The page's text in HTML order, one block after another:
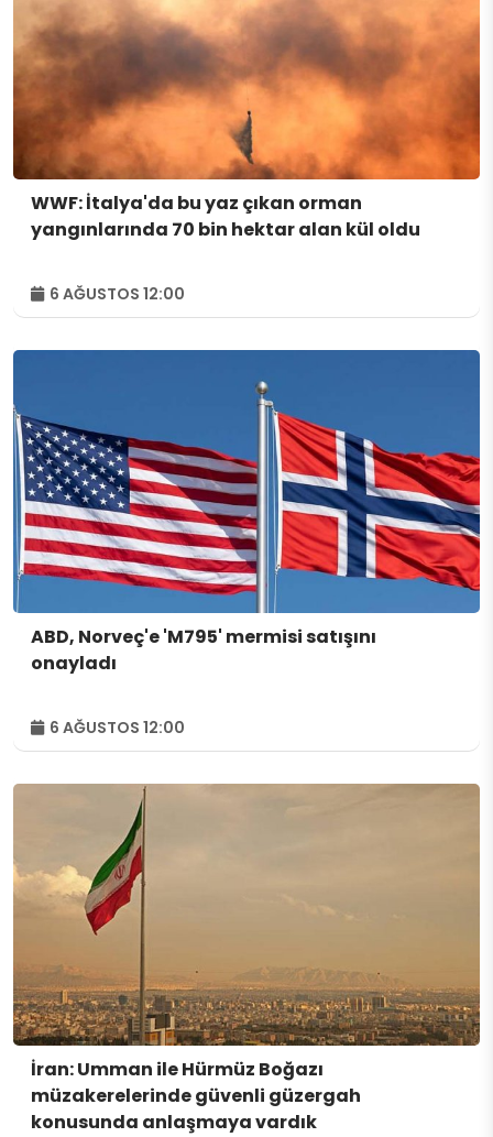
WWF: İtalya'da bu yaz çıkan orman
yangınlarında 70 bin hektar alan kül oldu
6 AĞUSTOS 12:00
ABD, Norveç'e 'M795' mermisi satışını
onayladı
6 AĞUSTOS 12:00
İran: Umman ile Hürmüz Boğazı
müzakerelerinde güvenli güzergah
konusunda anlaşmaya vardık